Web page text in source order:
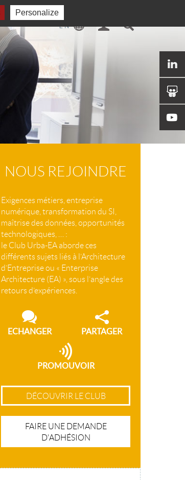
NOUS REJOINDRE
Exigences métiers, entreprise
numérique, transformation du SI,
maîtrise des données, opportunités
technologiques, … :
le Club Urba-EA aborde ces
différents sujets liés à l’Architecture
d’Entreprise ou « Enterprise
Architecture (EA) », sous l’angle des
retours d’expériences.
ECHANGER PARTAGER
PROMOUVOIR
DÉCOUVRIR LE CLUB
FAIRE UNE DEMANDE
D'ADHÉSION
Personalize